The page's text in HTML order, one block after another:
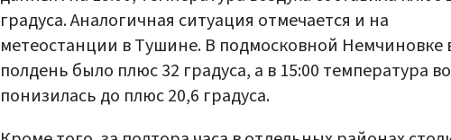
градуса. Аналогичная ситуация отмечается и на
метеостанции в Тушине. В подмосковной Немчиновке
полдень было плюс 32 градуса, а в 15:00 температура
понизилась до плюс 20,6 градуса.